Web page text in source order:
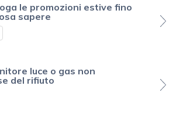
le promozioni estive fino
sapere
luce o gas non
del rifiuto